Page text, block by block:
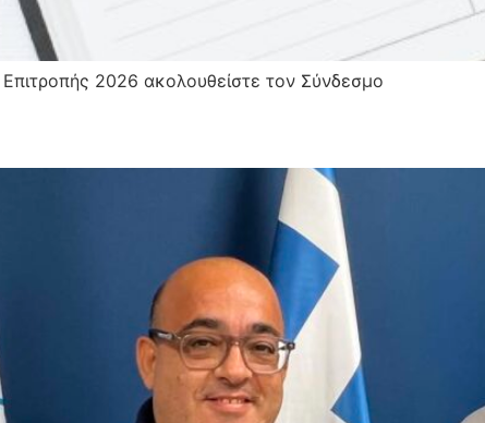
Επιτροπής 2026 ακολουθείστε τον Σύνδεσμο